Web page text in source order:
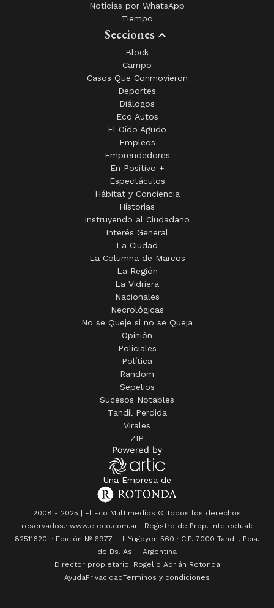
Noticias por WhatsApp
Tiempo
Secciones
Block
Campo
Casos Que Conmovieron
Deportes
Diálogos
Eco Autos
El Oído Agudo
Empleos
Emprendedores
En Positivo +
Espectáculos
Hábitat y Conciencia
Historias
Instruyendo al Ciudadano
Interés General
La Ciudad
La Columna de Marcos
La Región
La Vidriera
Nacionales
Necrológicas
No se Queje si no se Queja
Opinión
Policiales
Política
Random
Sepelios
Sucesos Notables
Tandil Perdida
Virales
ZIP
Una Empresa de
2008 - 2025 | El Eco Multimedios © Todos los derechos
reservados.· www.eleco.com.ar · Registro de Prop. Intelectual:
82511620. · Edición Nº 6977 · H. Yrigoyen 560 · C.P. 7000 Tandil, Pcia.
de Bs. As. - Argentina
Director propietario: Rogelio Adrián Rotonda
AyudaPrivacidadTerminos y condiciones